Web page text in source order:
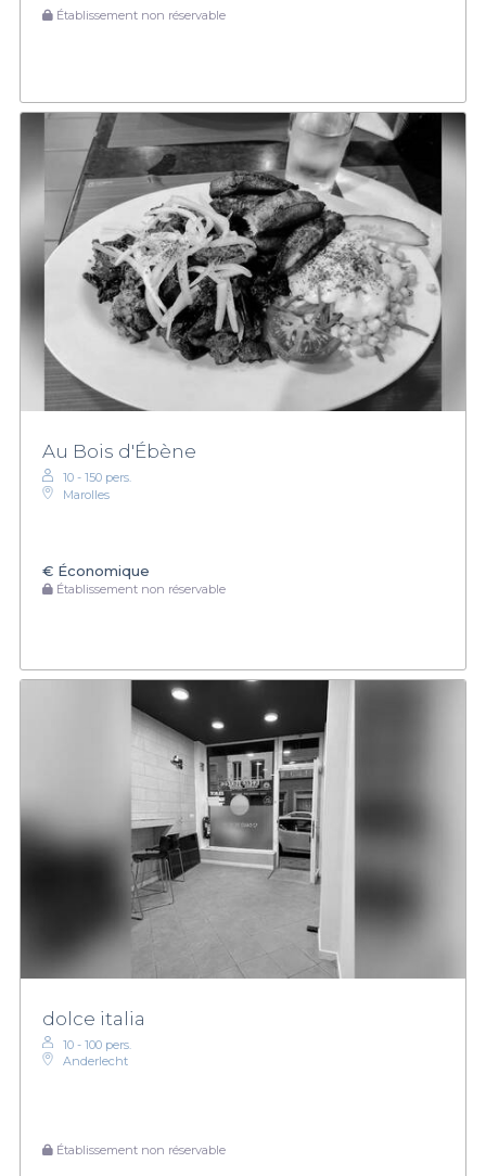
Établissement non réservable
Au Bois d'Ébène
10 - 150 pers.
Marolles
€ Économique
Établissement non réservable
dolce italia
10 - 100 pers.
Anderlecht
Établissement non réservable